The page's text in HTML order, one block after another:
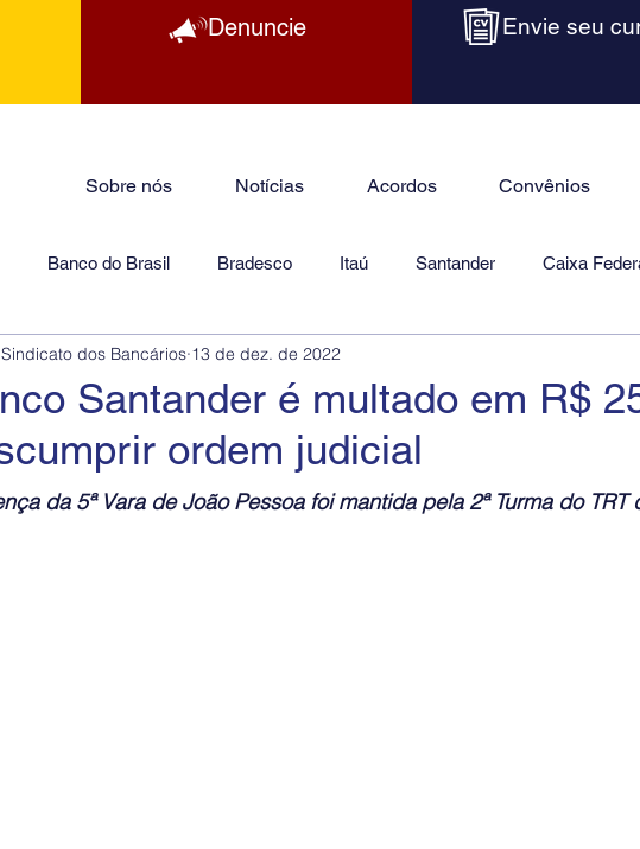
Denuncie Envie seu
Sobre nós Notícias Acordos Convênios
Banco do Brasil Bradesco Itaú Santander Caixa
Financeiras Jurídico
Santander é multado em R$
ordem judicial
Sindicato dos Bancários 13 de dez. de 2022
da 5ª Vara de João Pessoa foi mantida pela 2ª Turma do TRT